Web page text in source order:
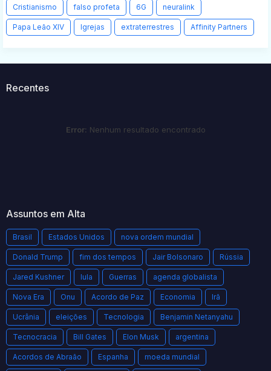
Cristianismo falso profeta 6G neuralink
Papa Leão XIV Igrejas extraterrestres Affinity Partners
Recentes
Error: Nenhum resultado encontrado
Assuntos em Alta
Brasil Estados Unidos nova ordem mundial
Donald Trump fim dos tempos Jair Bolsonaro Rússia
Jared Kushner lula Guerras agenda globalista
Nova Era Onu Acordo de Paz Economia Irã
Ucrânia eleições Tecnologia Benjamin Netanyahu
Tecnocracia Bill Gates Elon Musk argentina
Acordos de Abraão Espanha moeda mundial